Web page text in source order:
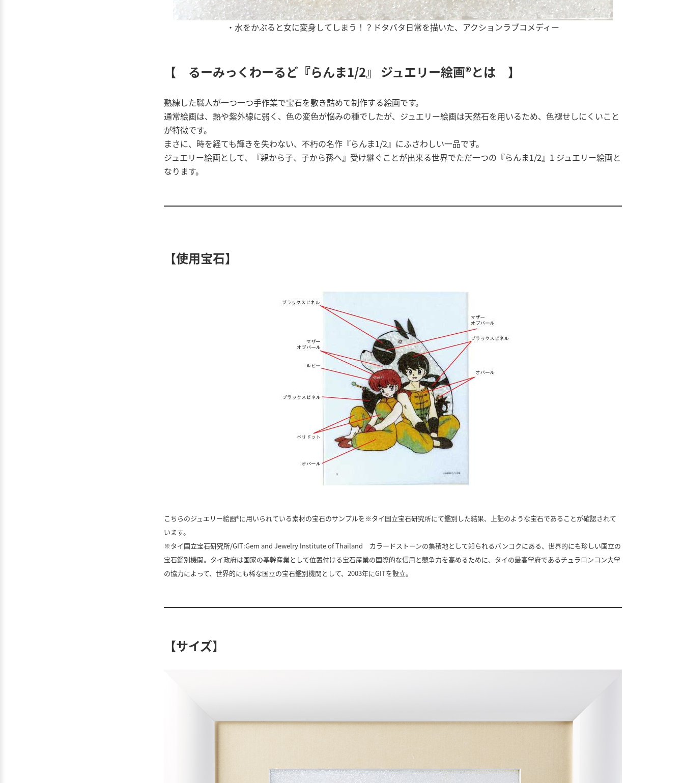
・水をかぶると女に変身してしまう！？ドタバタ日常を描いた、アクションラブコメディー
【 るーみっくわーるど『らんま1/2』 ジュエリー絵画®とは 】
熟練した職人が一つ一つ手作業で宝石を敷き詰めて制作する絵画です。
通常絵画は、熱や紫外線に弱く、色の変色が悩みの種でしたが、ジュエリー絵画は天然石を用いるため、色褪せしにくいこと
が特徴です。
まさに、時を経ても輝きを失わない、不朽の名作『らんま1/2』にふさわしい一品です。
ジュエリー絵画として、『親から子、子から孫へ』受け継ぐことが出来る世界でただ一つの『らんま1/2』1 ジュエリー絵画と
なります。
【使用宝石】
こちらのジュエリー絵画®に用いられている素材の宝石のサンプルを※タイ国立宝石研究所にて鑑別した結果、上記のような宝石であることが確認されて
います。
※タイ国立宝石研究所/GIT:Gem and Jewelry Institute of Thailand カラードストーンの集積地として知られるバンコクにある、世界的にも珍しい国立の
宝石鑑別機関。タイ政府は国家の基幹産業として位置付ける宝石産業の国際的な信用と競争力を高めるために、タイの最高学府であるチュラロンコン大学
の協力によって、世界的にも稀な国立の宝石鑑別機関として、2003年にGITを設立。
【サイズ】